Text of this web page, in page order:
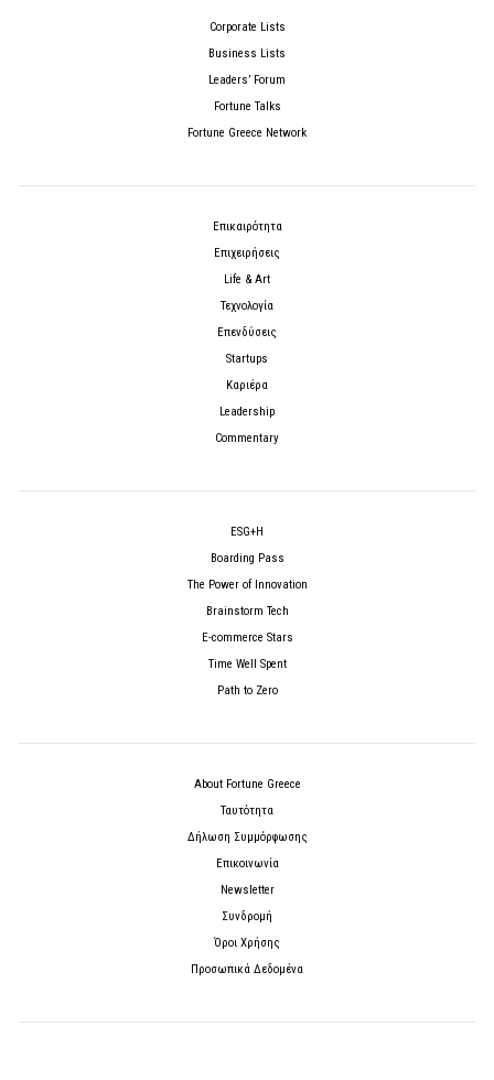
Corporate Lists
Business Lists
Leaders’ Forum
Fortune Talks
Fortune Greece Network
Επικαιρότητα
Επιχειρήσεις
Life & Art
Τεχνολογία
Επενδύσεις
Startups
Καριέρα
Leadership
Commentary
ESG+H
Boarding Pass
The Power of Innovation
Brainstorm Tech
E-commerce Stars
Time Well Spent
Path to Zero
About Fortune Greece
Ταυτότητα
Δήλωση Συμμόρφωσης
Επικοινωνία
Newsletter
Συνδρομή
Όροι Χρήσης
Προσωπικά Δεδομένα